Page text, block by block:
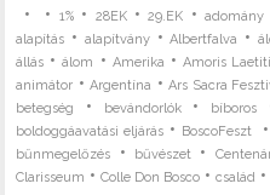
• • 1%• 28EK•29.EK •adomány
alapítás • alapítvány•Albertfalva •
állás •álom • Amerika • Amoris
animátor •Argentína •Ars Sacra
betegség • bevándorlók• bíboros
boldoggáavatási eljárás • BoscoFeszt •
bűnmegelőzés • bűvészet •
Clarisseum •Colle Don Bosco •család